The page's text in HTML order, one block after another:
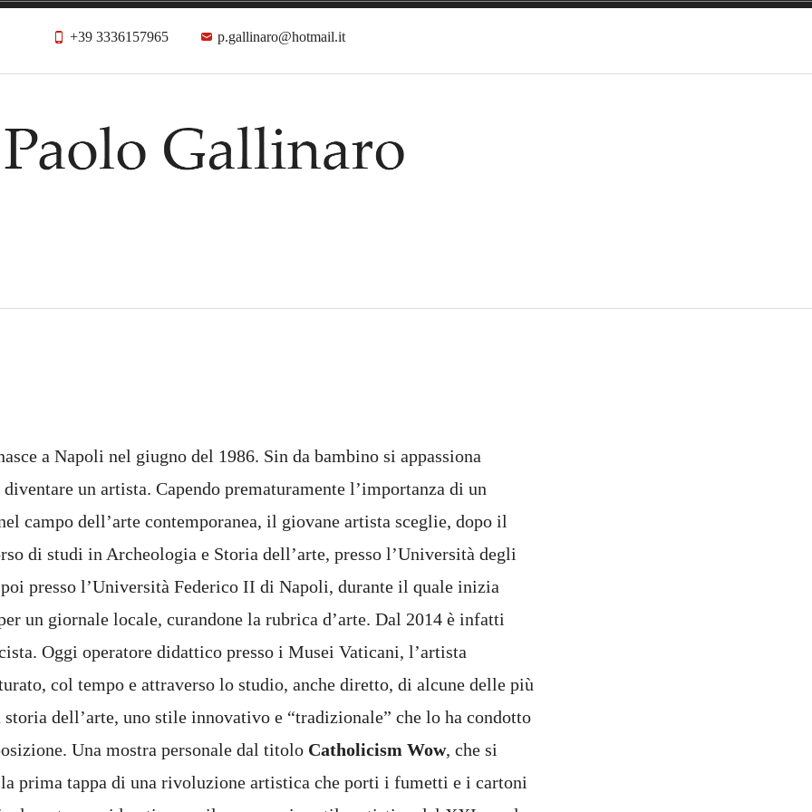
+39 3336157965 p.gallinaro@hotmail.it
a Napoli nel giugno del 1986. Sin da bambino si appassiona
un artista. Capendo prematuramente l’importanza di un
campo dell’arte contemporanea, il giovane artista sceglie, dopo il
di studi in Archeologia e Storia dell’arte, presso l’Università degli
presso l’Università Federico II di Napoli, durante il quale inizia
un giornale locale, curandone la rubrica d’arte. Dal 2014 è infatti
Oggi operatore didattico presso i Musei Vaticani, l’artista
col tempo e attraverso lo studio, anche diretto, di alcune delle più
storia dell’arte, uno stile innovativo e “tradizionale” che lo ha condotto
Una mostra personale dal titolo Catholicism Wow, che si
la prima tappa di una rivoluzione artistica che porti i fumetti e i cartoni